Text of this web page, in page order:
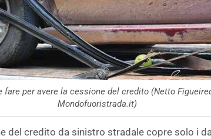
fare per avere la cessione del credito (Netto
Mondofuoristrada.it)
del credito da sinistro stradale copre solo i